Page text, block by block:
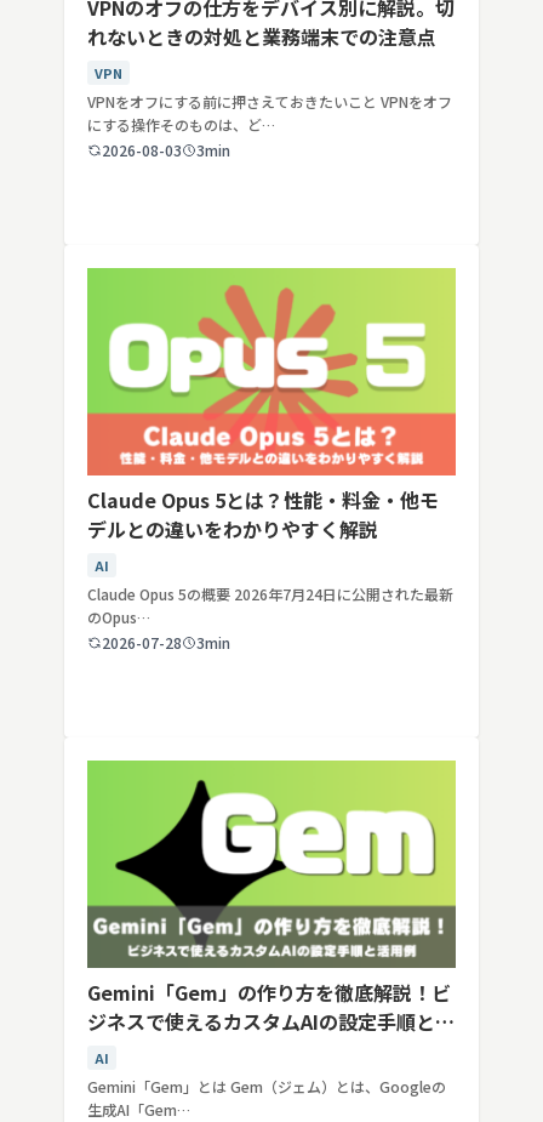
VPNのオフの仕方をデバイス別に解説。切
れないときの対処と業務端末での注意点
VPN
VPNをオフにする前に押さえておきたいこと VPNをオフ
にする操作そのものは、ど…
2026-08-03
3min
Claude Opus 5とは？性能・料金・他モ
デルとの違いをわかりやすく解説
AI
Claude Opus 5の概要 2026年7月24日に公開された最新
のOpus…
2026-07-28
3min
Gemini「Gem」の作り方を徹底解説！ビ
ジネスで使えるカスタムAIの設定手順と活
用例
AI
Gemini「Gem」とは Gem（ジェム）とは、Googleの
生成AI「Gem…